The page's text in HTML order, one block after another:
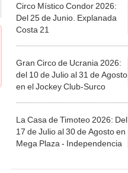
Circo Místico Condor 2026:
Del 25 de Junio. Explanada
Costa 21
Gran Circo de Ucrania 2026:
del 10 de Julio al 31 de Agosto
en el Jockey Club-Surco
La Casa de Timoteo 2026: Del
17 de Julio al 30 de Agosto en
Mega Plaza - Independencia